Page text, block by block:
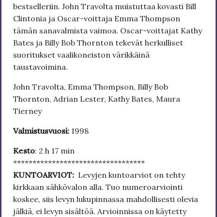
bestselleriin. John Travolta muistuttaa kovasti Bill
Clintonia ja Oscar-voittaja Emma Thompson
tämän sanavalmista vaimoa. Oscar-voittajat Kathy
Bates ja Billy Bob Thornton tekevät herkulliset
suoritukset vaalikoneiston värikkäinä
taustavoimina.
John Travolta, Emma Thompson, Billy Bob
Thornton, Adrian Lester, Kathy Bates, Maura
Tierney
Valmistusvuosi: 1998
Kesto: 2 h 17 min
**********************************
KUNTOARVIOT: Levyjen kuntoarviot on tehty
kirkkaan sähkövalon alla. Tuo numeroarviointi
koskee, siis levyn lukupinnassa mahdollisesti olevia
jälkiä, ei levyn sisältöä. Arvioinnissa on käytetty